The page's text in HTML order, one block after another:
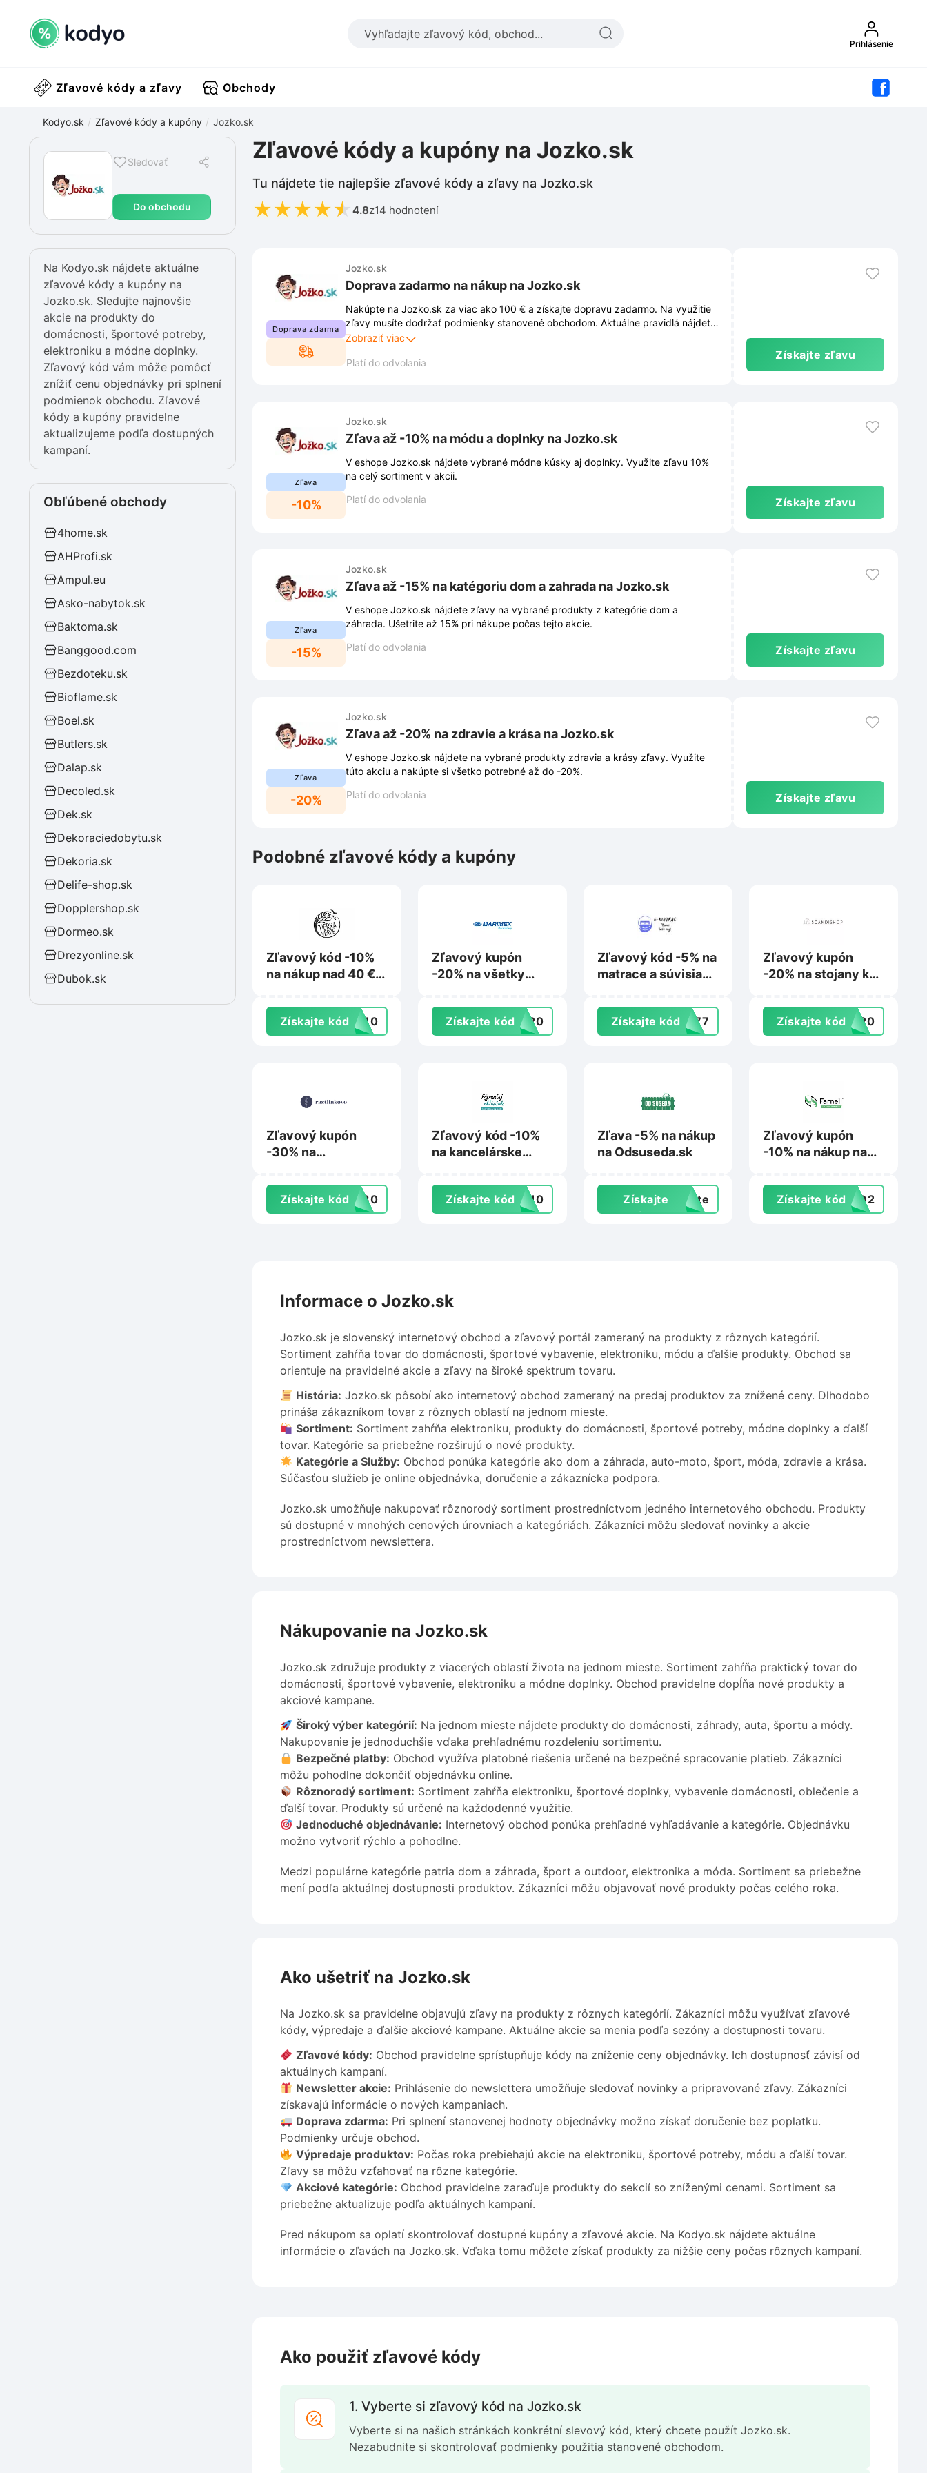
Prihlásenie
Zľavové kódy a zľavy Obchody
Kodyo.sk Zľavové kódy a kupóny Jozko.sk
Sledovať
Do obchodu
Zľavové kódy a kupóny na Jozko.sk
Tu nájdete tie najlepšie zľavové kódy a zľavy na Jozko.sk
★★★★★ 4.8z14 hodnotení
Na Kodyo.sk nájdete aktuálne
zľavové kódy a kupóny na
Jozko.sk. Sledujte najnovšie
akcie na produkty do
domácnosti, športové potreby,
elektroniku a módne doplnky.
Zľavový kód vám môže pomôcť
znížiť cenu objednávky pri splnení
podmienok obchodu. Zľavové
kódy a kupóny pravidelne
aktualizujeme podľa dostupných
kampaní.
Obľúbené obchody
4home.sk
AHProfi.sk
Ampul.eu
Asko-nabytok.sk
Baktoma.sk
Banggood.com
Bezdoteku.sk
Bioflame.sk
Boel.sk
Butlers.sk
Dalap.sk
Decoled.sk
Dek.sk
Dekoraciedobytu.sk
Dekoria.sk
Delife-shop.sk
Dopplershop.sk
Dormeo.sk
Drezyonline.sk
Dubok.sk
Doprava zdarma
Jozko.sk
Doprava zadarmo na nákup na Jozko.sk
Nakúpte na Jozko.sk za viac ako 100 € a získajte dopravu zadarmo. Na využitie
zľavy musíte dodržať podmienky stanovené obchodom. Aktuálne pravidlá nájdete
na webe a podliehajú zmenám.
Zobraziť viac
Platí do odvolania
Získajte zľavu
Zľava
-10%
Jozko.sk
Zľava až -10% na módu a doplnky na Jozko.sk
V eshope Jozko.sk nájdete vybrané módne kúsky aj doplnky. Využite zľavu 10%
na celý sortiment v akcii.
Platí do odvolania
Získajte zľavu
Zľava
-15%
Jozko.sk
Zľava až -15% na katégoriu dom a zahrada na Jozko.sk
V eshope Jozko.sk nájdete zľavy na vybrané produkty z kategórie dom a
záhrada. Ušetrite až 15% pri nákupe počas tejto akcie.
Platí do odvolania
Získajte zľavu
Zľava
-20%
Jozko.sk
Zľava až -20% na zdravie a krása na Jozko.sk
V eshope Jozko.sk nájdete na vybrané produkty zdravia a krásy zľavy. Využite
túto akciu a nakúpte si všetko potrebné až do -20%.
Platí do odvolania
Získajte zľavu
Podobné zľavové kódy a kupóny
Zľavový kód -10%
na nákup nad 40 €
Získajte kód IL10
Zľavový kupón
-20% na všetky
náhradných dielov
na Marimex.sk
Získajte kódJL20
Zľavový kód -5% na
matrace a súvisiaci
matrac.sk
Získajte kódL777
Zľavový kupón
-20% na stojany k
na Scandishop.sk
Získajte kódUS20
Zľavový kupón
-30% na
na Rastlinkovo.sk
Získajte kód aj30
Zľavový kód -10%
na kancelárske
Vypredajobliecok.sk
Získajte kód IA10
Zľava -5% na nákup
na Odsuseda.sk
Získajte
zľavu
exte
Zľavový kupón
-10% na nákup na
Získajte kód4BD2
Informace o Jozko.sk
Jozko.sk je slovenský internetový obchod a zľavový portál zameraný na produkty z rôznych kategórií.
Sortiment zahŕňa tovar do domácnosti, športové vybavenie, elektroniku, módu a ďalšie produkty. Obchod sa
orientuje na pravidelné akcie a zľavy na široké spektrum tovaru.
História: Jozko.sk pôsobí ako internetový obchod zameraný na predaj produktov za znížené ceny. Dlhodobo
prináša zákazníkom tovar z rôznych oblastí na jednom mieste.
Sortiment: Sortiment zahŕňa elektroniku, produkty do domácnosti, športové potreby, módne doplnky a ďalší
tovar. Kategórie sa priebežne rozširujú o nové produkty.
Kategórie a Služby: Obchod ponúka kategórie ako dom a záhrada, auto-moto, šport, móda, zdravie a krása.
Súčasťou služieb je online objednávka, doručenie a zákaznícka podpora.
Jozko.sk umožňuje nakupovať rôznorodý sortiment prostredníctvom jedného internetového obchodu. Produkty
sú dostupné v mnohých cenových úrovniach a kategóriách. Zákazníci môžu sledovať novinky a akcie
prostredníctvom newslettera.
Nákupovanie na Jozko.sk
Jozko.sk združuje produkty z viacerých oblastí života na jednom mieste. Sortiment zahŕňa praktický tovar do
domácnosti, športové vybavenie, elektroniku a módne doplnky. Obchod pravidelne dopĺňa nové produkty a
akciové kampane.
Široký výber kategórií: Na jednom mieste nájdete produkty do domácnosti, záhrady, auta, športu a módy.
Nakupovanie je jednoduchšie vďaka prehľadnému rozdeleniu sortimentu.
Bezpečné platby: Obchod využíva platobné riešenia určené na bezpečné spracovanie platieb. Zákazníci
môžu pohodlne dokončiť objednávku online.
Rôznorodý sortiment: Sortiment zahŕňa elektroniku, športové doplnky, vybavenie domácnosti, oblečenie a
ďalší tovar. Produkty sú určené na každodenné využitie.
Jednoduché objednávanie: Internetový obchod ponúka prehľadné vyhľadávanie a kategórie. Objednávku
možno vytvoriť rýchlo a pohodlne.
Medzi populárne kategórie patria dom a záhrada, šport a outdoor, elektronika a móda. Sortiment sa priebežne
mení podľa aktuálnej dostupnosti produktov. Zákazníci môžu objavovať nové produkty počas celého roka.
Ako ušetriť na Jozko.sk
Na Jozko.sk sa pravidelne objavujú zľavy na produkty z rôznych kategórií. Zákazníci môžu využívať zľavové
kódy, výpredaje a ďalšie akciové kampane. Aktuálne akcie sa menia podľa sezóny a dostupnosti tovaru.
Zľavové kódy: Obchod pravidelne sprístupňuje kódy na zníženie ceny objednávky. Ich dostupnosť závisí od
aktuálnych kampaní.
Newsletter akcie: Prihlásenie do newslettera umožňuje sledovať novinky a pripravované zľavy. Zákazníci
získavajú informácie o nových kampaniach.
Doprava zdarma: Pri splnení stanovenej hodnoty objednávky možno získať doručenie bez poplatku.
Podmienky určuje obchod.
Výpredaje produktov: Počas roka prebiehajú akcie na elektroniku, športové potreby, módu a ďalší tovar.
Zľavy sa môžu vzťahovať na rôzne kategórie.
Akciové kategórie: Obchod pravidelne zaraďuje produkty do sekcií so zníženými cenami. Sortiment sa
priebežne aktualizuje podľa aktuálnych kampaní.
Pred nákupom sa oplatí skontrolovať dostupné kupóny a zľavové akcie. Na Kodyo.sk nájdete aktuálne
informácie o zľavách na Jozko.sk. Vďaka tomu môžete získať produkty za nižšie ceny počas rôznych kampaní.
Ako použiť zľavové kódy
1. Vyberte si zľavový kód na Jozko.sk
Vyberte si na našich stránkách konkrétní slevový kód, který chcete použít Jozko.sk.
Nezabudnite si skontrolovať podmienky použitia stanovené obchodom.